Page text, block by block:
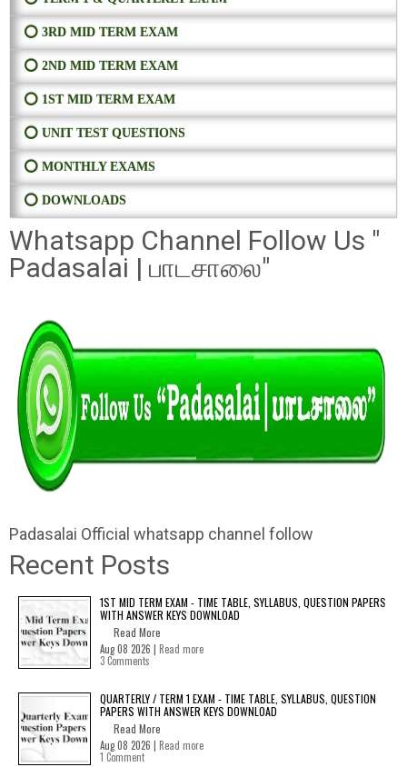
⭕ 3RD MID TERM EXAM
⭕ 2ND MID TERM EXAM
⭕ 1ST MID TERM EXAM
⭕ UNIT TEST QUESTIONS
⭕ MONTHLY EXAMS
⭕ DOWNLOADS
Whatsapp Channel Follow Us "
Padasalai | பாடசாலை"
Padasalai Official whatsapp channel follow
Recent Posts
1ST MID TERM EXAM - TIME TABLE, SYLLABUS, QUESTION PAPERS
WITH ANSWER KEYS DOWNLOAD
Read More
Aug 08 2026 | Read more
3 Comments
QUARTERLY / TERM 1 EXAM - TIME TABLE, SYLLABUS, QUESTION
PAPERS WITH ANSWER KEYS DOWNLOAD
Read More
Aug 08 2026 | Read more
1 Comment